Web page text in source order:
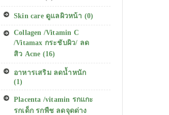
Skin care ดูแลผิวหน้า (0)
Collagen /Vitamin C
/Vitamax กระชับผิว/ ลด
สิว Acne (16)
อาหารเสริม ลดน้ำหนัก
(1)
Placenta /vitamin รกแกะ
รกเด็ก รกพืช ลดจุดด่าง